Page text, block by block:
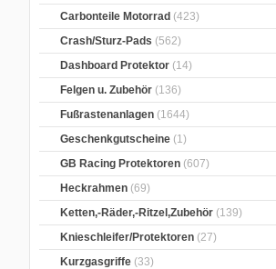
Carbonteile Motorrad (423)
Crash/Sturz-Pads (562)
Dashboard Protektor (14)
Felgen u. Zubehör (136)
Fußrastenanlagen (1644)
Geschenkgutscheine (1)
GB Racing Protektoren (607)
Heckrahmen (69)
Ketten,-Räder,-Ritzel,Zubehör (139)
Knieschleifer/Protektoren (27)
Kurzgasgriffe (33)